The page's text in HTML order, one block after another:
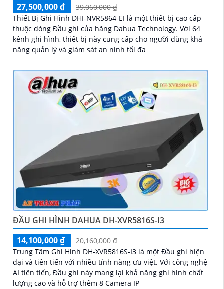
27,500,000 ₫
39,060,000 ₫
Thiết Bị Ghi Hình DHI-NVR5864-EI là một thiết bị cao cấp
thuộc dòng Đầu ghi của hãng Dahua Technology. Với 64
kênh ghi hình, thiết bị này cung cấp cho người dùng khả
năng quản lý và giám sát an ninh tối đa
ĐẦU GHI HÌNH DAHUA DH-XVR5816S-I3
14,100,000 ₫
20,160,000 ₫
Trung Tâm Ghi Hình DH-XVR5816S-I3 là một Đầu ghi hiện
đại và tiên tiến với nhiều tính năng ưu việt. Với công nghệ
AI tiên tiến, Đầu ghi này mang lại khả năng ghi hình chất
lượng cao và hỗ trợ thêm 8 Camera IP